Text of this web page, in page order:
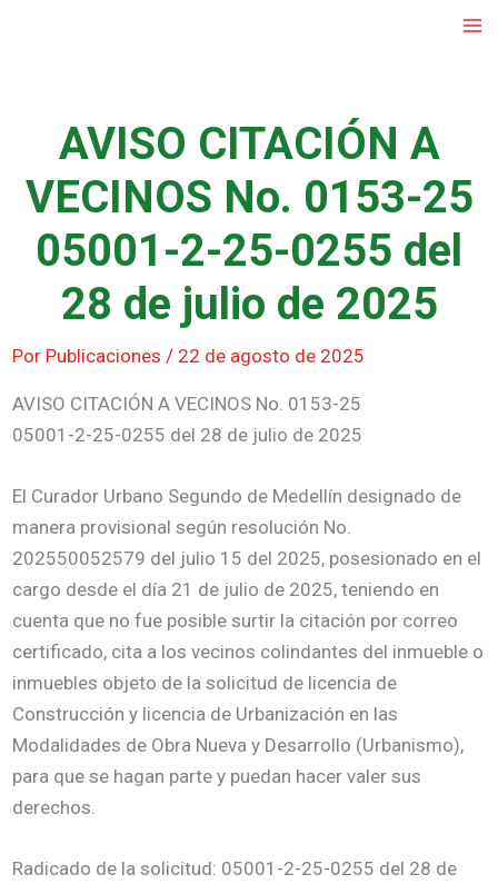
AVISO CITACIÓN A
VECINOS No. 0153-25
05001-2-25-0255 del
28 de julio de 2025
Por Publicaciones / 22 de agosto de 2025
AVISO CITACIÓN A VECINOS No. 0153-25
05001-2-25-0255 del 28 de julio de 2025
El Curador Urbano Segundo de Medellín designado de
manera provisional según resolución No.
202550052579 del julio 15 del 2025, posesionado en el
cargo desde el día 21 de julio de 2025, teniendo en
cuenta que no fue posible surtir la citación por correo
certificado, cita a los vecinos colindantes del inmueble o
inmuebles objeto de la solicitud de licencia de
Construcción y licencia de Urbanización en las
Modalidades de Obra Nueva y Desarrollo (Urbanismo),
para que se hagan parte y puedan hacer valer sus
derechos.
Radicado de la solicitud: 05001-2-25-0255 del 28 de